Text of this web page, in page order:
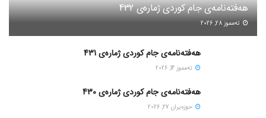
هەفتەنامەی جام کوردی ژمارەی 432
ته‌مموز 28, 2026
هەفتەنامەی جام کوردی ژمارەی 431
ته‌مموز 14, 2026
هەفتەنامەی جام کوردی ژمارەی 430
حوزه‌یران 27, 2026